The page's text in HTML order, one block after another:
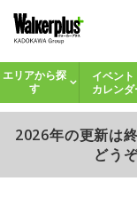
エリアから探
す
イベント
カレンダ
2026年の更新は
どう